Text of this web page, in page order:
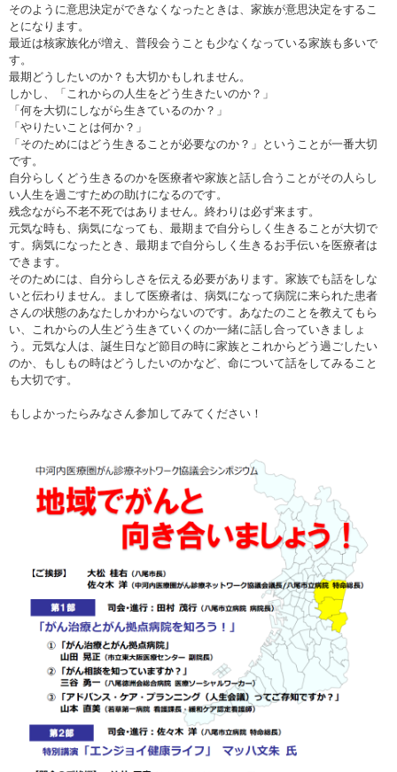
そのように意思決定ができなくなったときは、家族が意思決定をするこ
とになります。
最近は核家族化が増え、普段会うことも少なくなっている家族も多いで
す。
最期どうしたいのか？も大切かもしれません。
しかし、「これからの人生をどう生きたいのか？」
「何を大切にしながら生きているのか？」
「やりたいことは何か？」
「そのためにはどう生きることが必要なのか？」ということが一番大切
です。
自分らしくどう生きるのかを医療者や家族と話し合うことがその人らし
い人生を過ごすための助けになるのです。
残念ながら不老不死ではありません。終わりは必ず来ます。
元気な時も、病気になっても、最期まで自分らしく生きることが大切で
す。病気になったとき、最期まで自分らしく生きるお手伝いを医療者は
できます。
そのためには、自分らしさを伝える必要があります。家族でも話をしな
いと伝わりません。まして医療者は、病気になって病院に来られた患者
さんの状態のあなたしかわからないのです。あなたのことを教えてもら
い、これからの人生どう生きていくのか一緒に話し合っていきましょ
う。元気な人は、誕生日など節目の時に家族とこれからどう過ごしたい
のか、もしもの時はどうしたいのかなど、命について話をしてみること
も大切です。
もしよかったらみなさん参加してみてください！